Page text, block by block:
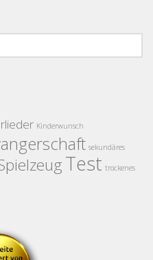
Kinderwunsch
sekundäres
Test trockenes